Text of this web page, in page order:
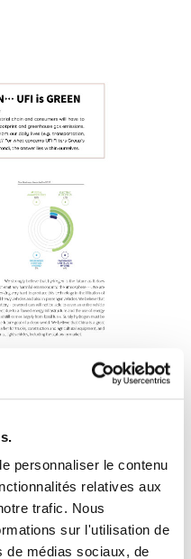
personnaliser le contenu
relatives aux
trafic. Nous
sur l'utilisation de
de médias sociaux, de
UFI Filters